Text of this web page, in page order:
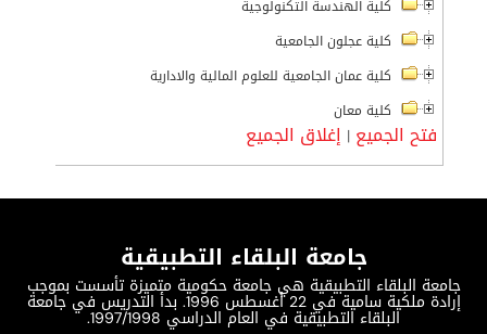
كلية الهندسة التكنولوجية
كلية عجلون الجامعية
كلية عمان الجامعية للعلوم المالية والادارية
كلية معان
فتح الجميع | إغلاق الجميع
جامعة البلقاء التطبيقية
جامعة البلقاء التطبيقية هي جامعة حكومية متميزة تأسست بموجب
إرادة ملكية سامية في 22 أغسطس 1996. بدأ التدريس في جامعة
البلقاء التطبيقية في العام الدراسي 1997/1998.